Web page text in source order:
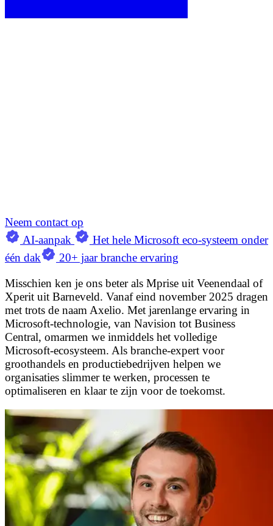
Neem contact op
AI-aanpak
Het hele Microsoft eco-systeem onder
één dak
20+ jaar branche ervaring
Misschien ken je ons beter als Mprise uit Veenendaal of
Xperit uit Barneveld. Vanaf eind november 2025 dragen
met trots de naam Axelio. Met jarenlange ervaring in
Microsoft-technologie, van Navision tot Business
Central, omarmen we inmiddels het volledige
Microsoft-ecosysteem. Als branche-expert voor
groothandels en productiebedrijven helpen we
organisaties slimmer te werken, processen te
optimaliseren en klaar te zijn voor de toekomst.